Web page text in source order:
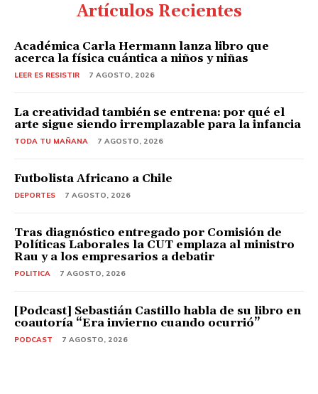
Artículos Recientes
Académica Carla Hermann lanza libro que
acerca la física cuántica a niños y niñas
LEER ES RESISTIR 7 AGOSTO, 2026
La creatividad también se entrena: por qué el
arte sigue siendo irremplazable para la infancia
TODA TU MAÑANA 7 AGOSTO, 2026
Futbolista Africano a Chile
DEPORTES 7 AGOSTO, 2026
Tras diagnóstico entregado por Comisión de
Políticas Laborales la CUT emplaza al ministro
Rau y a los empresarios a debatir
POLITICA 7 AGOSTO, 2026
[Podcast] Sebastián Castillo habla de su libro en
coautoría “Era invierno cuando ocurrió”
PODCAST 7 AGOSTO, 2026